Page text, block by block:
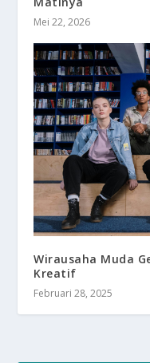
Mei 22, 2026
Wirausaha Muda
Kreatif
Februari 28, 2025